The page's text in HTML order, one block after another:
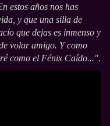
estos años nos has
y que una silla de
que dejas es inmenso y
volar amigo. Y como
como el Fénix Caído...".